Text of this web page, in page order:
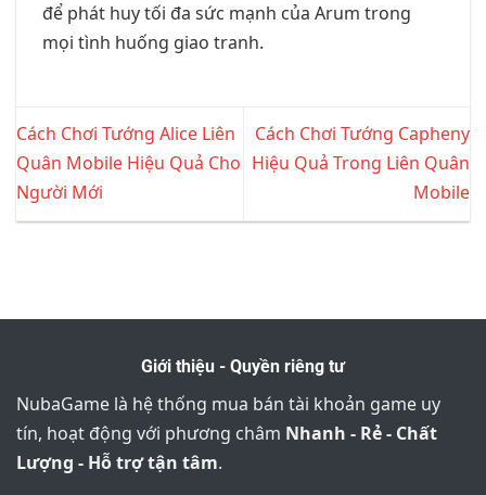
để phát huy tối đa sức mạnh của Arum trong
mọi tình huống giao tranh.
Cách Chơi Tướng Alice Liên
Quân Mobile Hiệu Quả Cho
Người Mới
Cách Chơi Tướng Capheny
Hiệu Quả Trong Liên Quân
Mobile
Giới thiệu - Quyền riêng tư
NubaGame là hệ thống mua bán tài khoản game uy
tín, hoạt động với phương châm Nhanh - Rẻ - Chất
Lượng - Hỗ trợ tận tâm.